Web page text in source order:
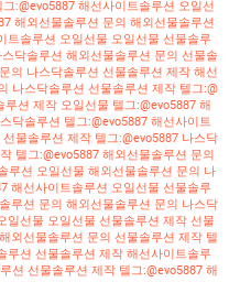
:@evo5887 해선사이트솔루션 오일선
해외선물솔루션 문의 해외선물솔루션
트솔루션 오일선물 오일선물 선물솔루
닥솔루션 해외선물솔루션 문의 선물솔
의 나스닥솔루션 선물솔루션 제작 해선
나스닥솔루션 선물솔루션 제작 텔그:@
션 제작 오일선물 텔그:@evo5887 해
닥솔루션 텔그:@evo5887 해선사이트
물솔루션 제작 텔그:@evo5887 나스닥
텔그:@evo5887 해외선물솔루션 문의
루션 오일선물 해외선물솔루션 문의 나
해선사이트솔루션 오일선물 선물솔루
루션 문의 해외선물솔루션 문의 나스닥
일선물 오일선물 선물솔루션 제작 선물
외선물솔루션 문의 선물솔루션 제작 텔
루션 선물솔루션 제작 해선사이트솔루
션 선물솔루션 제작 텔그:@evo5887 해